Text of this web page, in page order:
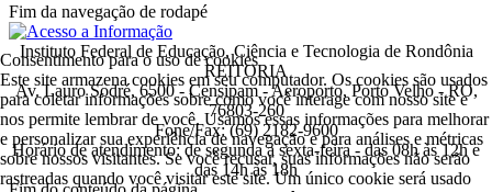
Fim da navegação de rodapé
Instituto Federal de Educação, Ciência e Tecnologia de Rondônia
REITORIA
Av. Lauro Sodré, 6500 - Censipam - Aeroporto, Porto Velho - RO,
76803-260
Fone/Fax: (69) 2182-9600
Horário de atendimento: de segunda a sexta-feira - das 08h às 12h e
das 14h às 18h
Consentimento para o uso de cookies
Este site armazena cookies em seu computador. Os cookies são usados
para coletar informações sobre como você interage com nosso site e
nos permite lembrar de você. Usamos essas informações para melhorar
e personalizar sua experiência de navegação e para análises e métricas
sobre nossos visitantes. Se você recusar, suas informações não serão
rastreadas quando você visitar este site. Um único cookie será usado